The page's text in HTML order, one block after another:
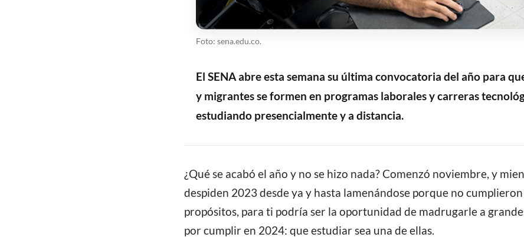
Foto: sena.edu.co.
El SENA abre esta semana su última convocatoria del año para
y migrantes se formen en programas laborales y carreras
estudiando presencialmente y a distancia.
CONTENIDO
¿Qué se acabó el año y no se hizo nada? Comenzó noviembre, y
despiden 2023 desde ya y hasta lamenándose porque no
propósitos, para ti podría ser la oportunidad de madrugarle a
por cumplir en 2024: que estudiar sea una de ellas.